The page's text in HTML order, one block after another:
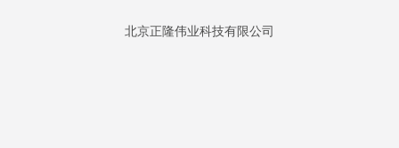
北京正隆伟业科技有限公司